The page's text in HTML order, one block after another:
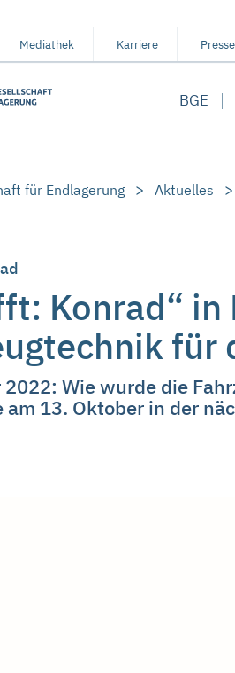
Mediathek Karriere Presse
BGE
für Endlagerung Aktuelles
Konrad“ in
für
Wie wurde die
am 13. Oktober in der